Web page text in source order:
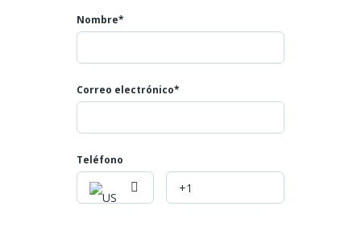
Recepción
Excelentes zonas comunes y parqueadero
con centro comercial, colegio, iglesia, al lado de la
Estrato 4 a 6
Valor propiedad: $130.000.000
Mayores informes:
Nombre*
Correo electrónico*
Teléfono